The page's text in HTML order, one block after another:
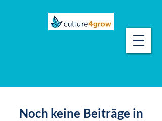
Noch keine Beiträge in